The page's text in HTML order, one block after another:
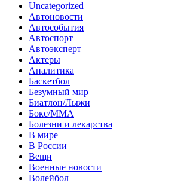
Uncategorized
Автоновости
Автособытия
Автоспорт
Автоэксперт
Актеры
Аналитика
Баскетбол
Безумный мир
Биатлон/Лыжи
Бокс/MMA
Болезни и лекарства
В мире
В России
Вещи
Военные новости
Волейбол